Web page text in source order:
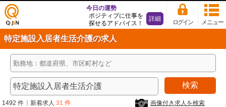
仕事
探し
の求
人サ
イト
Q-Ji
メニュー
ログイン
今日の運勢
ポジティブに仕事を
探せるアドバイス！
詳細
特定施設入居者生活介護の求人
検索
1492 件 新着求人 31 件 画像付き求人を検索